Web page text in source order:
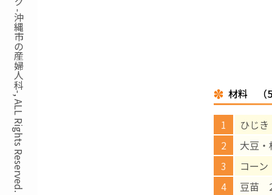
材料 （5
ひじ
大豆
コー
豆苗